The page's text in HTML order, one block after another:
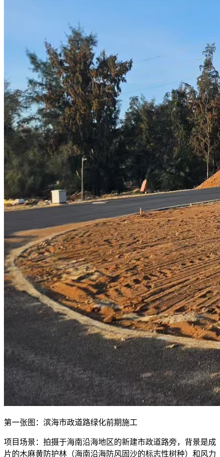
第一张图：滨海市政道路绿化前期施工
项目场景：拍摄于海南沿海地区的新建市政道路旁，背景是成
片的木麻黄防护林（海南沿海防风固沙的标志性树种）和风力